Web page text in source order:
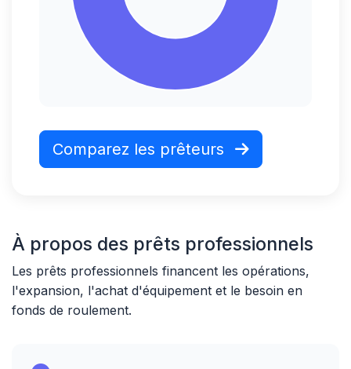
Comparez les prêteurs
À propos des prêts professionnels
Les prêts professionnels financent les opérations,
l'expansion, l'achat d'équipement et le besoin en
fonds de roulement.